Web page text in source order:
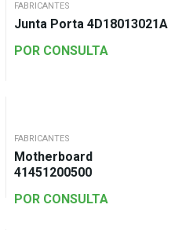
FABRICANTES
Junta Porta 4D18013021A
POR CONSULTA
FABRICANTES
Motherboard
41451200500
POR CONSULTA